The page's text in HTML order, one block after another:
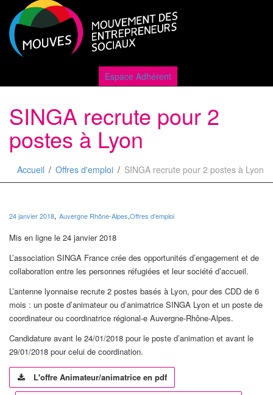
Espace Adhérent
SINGA recrute pour 2
postes à Lyon
Accueil Offres d'emploi SINGA recrute pour 2 postes à Lyon
24 janvier 2018, Auvergne Rhône-Alpes,Offres d'emploi
Mis en ligne le 24 janvier 2018
L’association SINGA France crée des opportunités d’engagement et de
collaboration entre les personnes réfugiées et leur société d’accueil.
L’antenne lyonnaise recrute 2 postes basés à Lyon, pour des CDD de 6
mois : un poste d’animateur ou d’animatrice SINGA Lyon et un poste de
coordinateur ou coordinatrice régional-e Auvergne-Rhône-Alpes.
Candidature avant le 24/01/2018 pour le poste d’animation et avant le
29/01/2018 pour celui de coordination.
L'offre Animateur/animatrice en pdf